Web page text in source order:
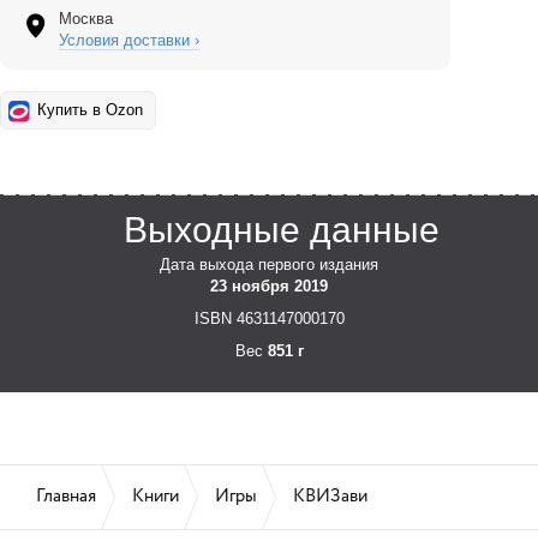
Москва
Условия доставки ›
Купить в Ozon
Выходные данные
Дата выхода первого издания
23 ноября 2019
ISBN 4631147000170
Вес 851 г
Главная Книги Игры КВИЗави